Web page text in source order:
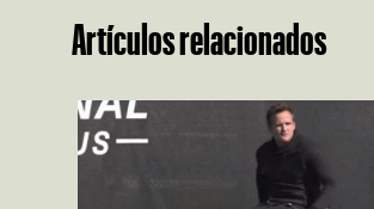
Artículos relacionados